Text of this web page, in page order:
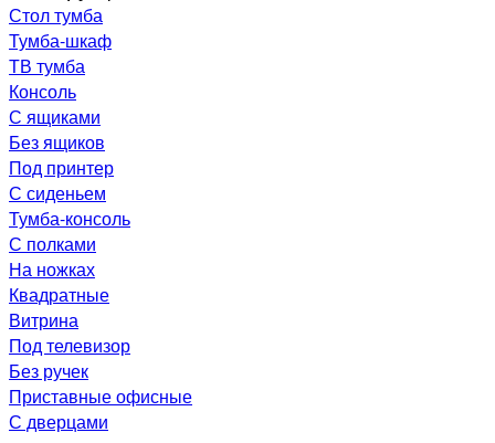
Стол тумба
Тумба-шкаф
ТВ тумба
Консоль
С ящиками
Без ящиков
Под принтер
С сиденьем
Тумба-консоль
С полками
На ножках
Квадратные
Витрина
Под телевизор
Без ручек
Приставные офисные
С дверцами